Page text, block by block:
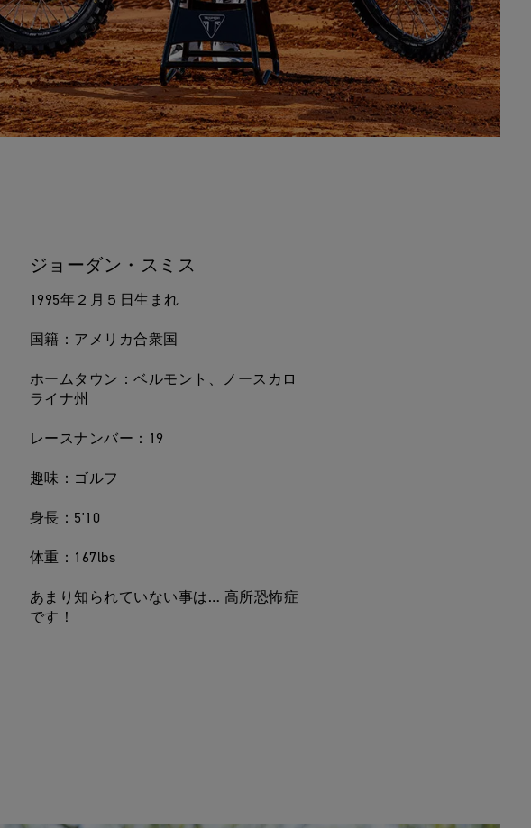
ジョーダン・スミス
1995年２月５日生まれ
国籍：アメリカ合衆国
ホームタウン：ベルモント、ノースカロ
ライナ州
レースナンバー：19
趣味：ゴルフ
身長：5'10
体重：167lbs
あまり知られていない事は… 高所恐怖症
です！